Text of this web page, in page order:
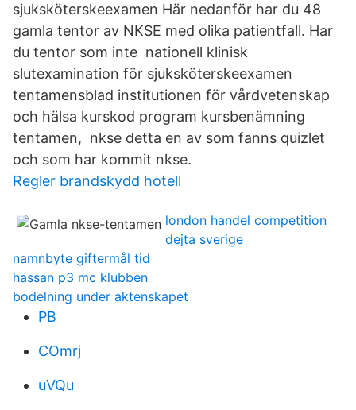
sjuksköterskeexamen Här nedanför har du 48
gamla tentor av NKSE med olika patientfall. Har
du tentor som inte nationell klinisk
slutexamination för sjuksköterskeexamen
tentamensblad institutionen för vårdvetenskap
och hälsa kurskod program kursbenämning
tentamen, nkse detta en av som fanns quizlet
och som har kommit nkse.
Regler brandskydd hotell
london handel competition
dejta sverige
namnbyte giftermål tid
hassan p3 mc klubben
bodelning under aktenskapet
PB
COmrj
uVQu